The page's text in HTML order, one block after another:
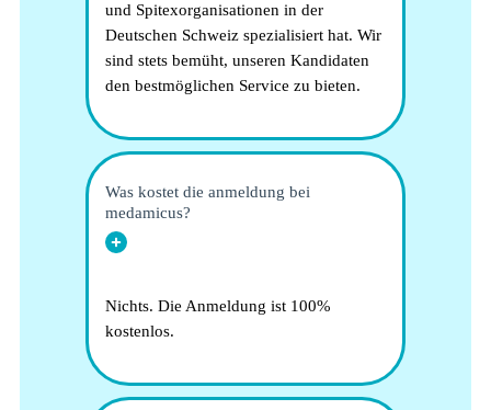
und Spitexorganisationen in der
Deutschen Schweiz spezialisiert hat. Wir
sind stets bemüht, unseren Kandidaten
den bestmöglichen Service zu bieten.
Was kostet die anmeldung bei
medamicus?
Nichts. Die Anmeldung ist 100%
kostenlos.